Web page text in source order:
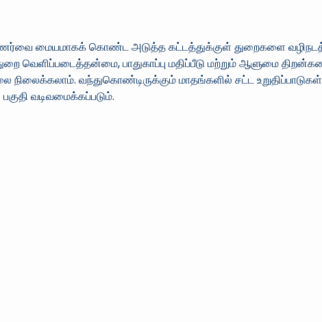
மையமாகக் கொண்ட அடுத்த கட்டத்துக்குள் துறைகளை
வெளிப்படைத்தன்மை, பாதுகாப்பு மதிப்பீடு மற்றும் ஆளுமை
நிலைக்கலாம். வந்துகொண்டிருக்கும் மாதங்களில் சட்ட
வடிவமைக்கப்படும்.